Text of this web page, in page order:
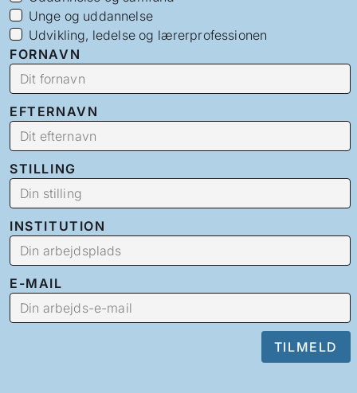
Unge og uddannelse
Udvikling, ledelse og lærerprofessionen
FORNAVN
EFTERNAVN
STILLING
INSTITUTION
E-MAIL